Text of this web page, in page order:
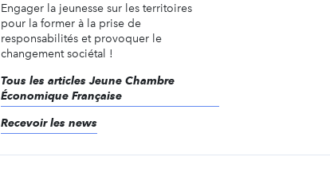
Engager la jeunesse sur les territoires
pour la former à la prise de
responsabilités et provoquer le
changement sociétal !
Tous les articles Jeune Chambre
Économique Française
Recevoir les news